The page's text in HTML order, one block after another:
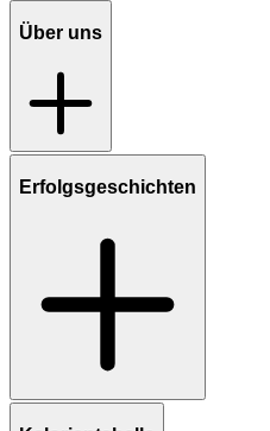
Über uns
Erfolgsgeschichten